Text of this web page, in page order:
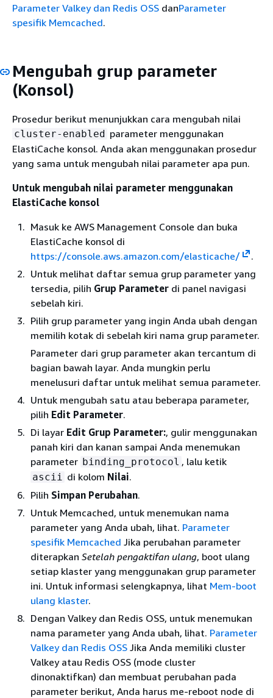
Parameter Valkey dan Redis OSS danParameter
spesifik Memcached.
Mengubah grup parameter
(Konsol)
Prosedur berikut menunjukkan cara mengubah nilai
cluster-enabled parameter menggunakan
ElastiCache konsol. Anda akan menggunakan prosedur
yang sama untuk mengubah nilai parameter apa pun.
Untuk mengubah nilai parameter menggunakan
ElastiCache konsol
Masuk ke AWS Management Console dan buka
ElastiCache konsol di
https://console.aws.amazon.com/elasticache/
.
Untuk melihat daftar semua grup parameter yang
tersedia, pilih Grup Parameter di panel navigasi
sebelah kiri.
Pilih grup parameter yang ingin Anda ubah dengan
memilih kotak di sebelah kiri nama grup parameter.
Parameter dari grup parameter akan tercantum di
bagian bawah layar. Anda mungkin perlu
menelusuri daftar untuk melihat semua parameter.
Untuk mengubah satu atau beberapa parameter,
pilih Edit Parameter.
Di layar Edit Grup Parameter:, gulir menggunakan
panah kiri dan kanan sampai Anda menemukan
parameter binding_protocol , lalu ketik
ascii di kolom Nilai.
Pilih Simpan Perubahan.
Untuk Memcached, untuk menemukan nama
parameter yang Anda ubah, lihat. Parameter
spesifik Memcached Jika perubahan parameter
diterapkan Setelah pengaktifan ulang, boot ulang
setiap klaster yang menggunakan grup parameter
ini. Untuk informasi selengkapnya, lihat Mem-boot
ulang klaster.
Dengan Valkey dan Redis OSS, untuk menemukan
nama parameter yang Anda ubah, lihat. Parameter
Valkey dan Redis OSS Jika Anda memiliki cluster
Valkey atau Redis OSS (mode cluster
dinonaktifkan) dan membuat perubahan pada
parameter berikut, Anda harus me-reboot node di